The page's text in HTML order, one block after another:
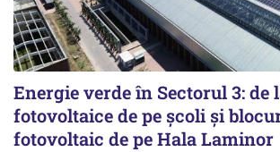
Energie verde în Sectorul 3: de
fotovoltaice de pe școli și
fotovoltaic de pe Hala Laminor